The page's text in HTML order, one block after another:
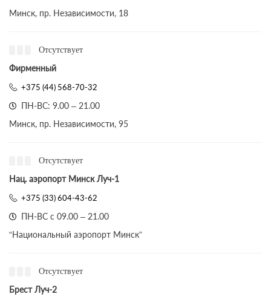
Минск, пр. Независимости, 18
Отсутствует
Фирменный
+375 (44) 568-70-32
ПН-ВС: 9.00 – 21.00
Минск, пр. Независимости, 95
Отсутствует
Нац. аэропорт Минск Луч-1
+375 (33) 604-43-62
ПН-ВС с 09.00 – 21.00
“Национальный аэропорт Минск”
Отсутствует
Брест Луч-2